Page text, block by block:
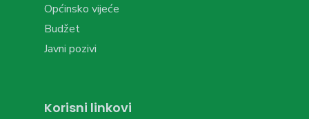
Općinsko vijeće
Budžet
Javni pozivi
Korisni linkovi